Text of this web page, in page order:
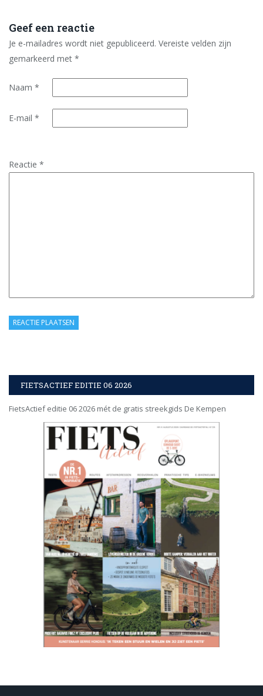
Geef een reactie
Je e-mailadres wordt niet gepubliceerd. Vereiste velden zijn
gemarkeerd met *
Naam *
E-mail *
Reactie *
FIETSACTIEF EDITIE 06 2026
FietsActief editie 06 2026 mét de gratis streekgids De Kempen